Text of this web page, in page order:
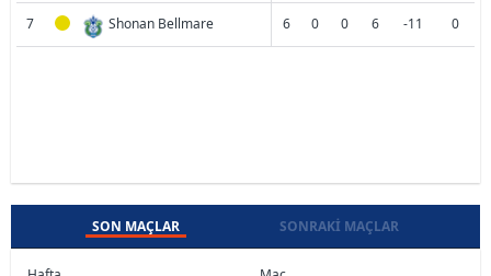
7 Shonan Bellmare 6 0 0 6 -11 0
SON MAÇLAR SONRAKI MAÇLAR